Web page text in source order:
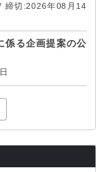
締切:2026年08月14
係る企画提案の公